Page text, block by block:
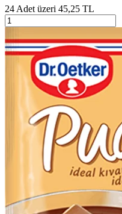
24 Adet üzeri 45,25 TL